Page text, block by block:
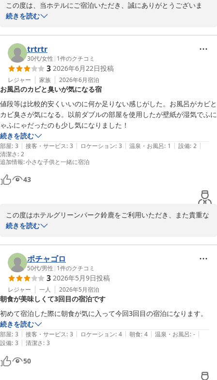
スタッフ一同、お客様のまたのご宿泊を心よりお待ちしておりま
す。
2026-08-05
この度は、当ホテルにご宿泊いただき、誠にありがとうございま
す。
し上げます。
コストパフォーマンスについてご満足いただけたご様子がうかが
え、大変嬉しく拝読いたしました。
今後も、価格以上の価値を感じていただけるよう、サービスの向上
と快適な環境づくりに努めてまいります。
これからも、気持ちよくお過ごしいただける滞在を提供できるよ
う、努めてまいります。
スタッフ一同、お客様のまたのご宿泊を心よりお待ちしておりま
す。
ホテルグリーンパーク鈴鹿
2026-07-14
続きを読む
trtrtr
30代/女性 | 1件のクチコミ
3 2026年6月22日投稿
レジャー 家族 2026年6月宿泊
お風呂のカビと臭いが気になる宿
値段等は比較的安くいいのに何か足りない感じがした。お風呂がカビと
カビ臭さが気になる。以前ダブルの部屋を使用したが壁紙が湿気でふに
続きを読む
部屋: 3 | 接客・サービス: 3 | ロケーション: 3 | 温泉・お風呂: 1 | 設備: 2 |
清潔さ: 2
追加情報:小さな子供と一緒に宿泊
43
この度はホテルグリーンパーク鈴鹿をご利用いただき、また貴重な
ご意見をお寄せいただきまして誠にありがとうございます。
料金面についてご評価いただいたにもかかわらず、ご滞在中にご不
快な思いをおかけしましたこと、心よりお詫び申し上げます。
特に浴室のカビや臭い、また以前ご利用いただいたお部屋の壁紙の
状態につきまして、ご指摘いただきありがとうございます。
清掃・点検が十分に行き届いていなかったことを真摯に受け止め、
客室および浴室の清掃強化、設備の点検・改善に努めてまいりま
す。
お客様に快適にお過ごしいただける環境をご提供できるよう、スタ
ッフ一同サービス品質の向上に取り組んでまいります。
この度は率直なご意見をお聞かせいただき、誠にありがとうござい
ました。
続きを読む
ポチャゴロ
50代/男性 | 1件のクチコミ
3 2026年5月9日投稿
レジャー 一人 2026年5月宿泊
朝食が美味しくて3回目の宿泊です
初めて宿泊した際に朝食が気に入って今回3回目の宿泊になります。
続きを読む
部屋: 3 | 接客・サービス: 3 | ロケーション: 4 | 朝食: 4 | 温泉・お風呂: - |
設備: 3 | 清潔さ: 3
50